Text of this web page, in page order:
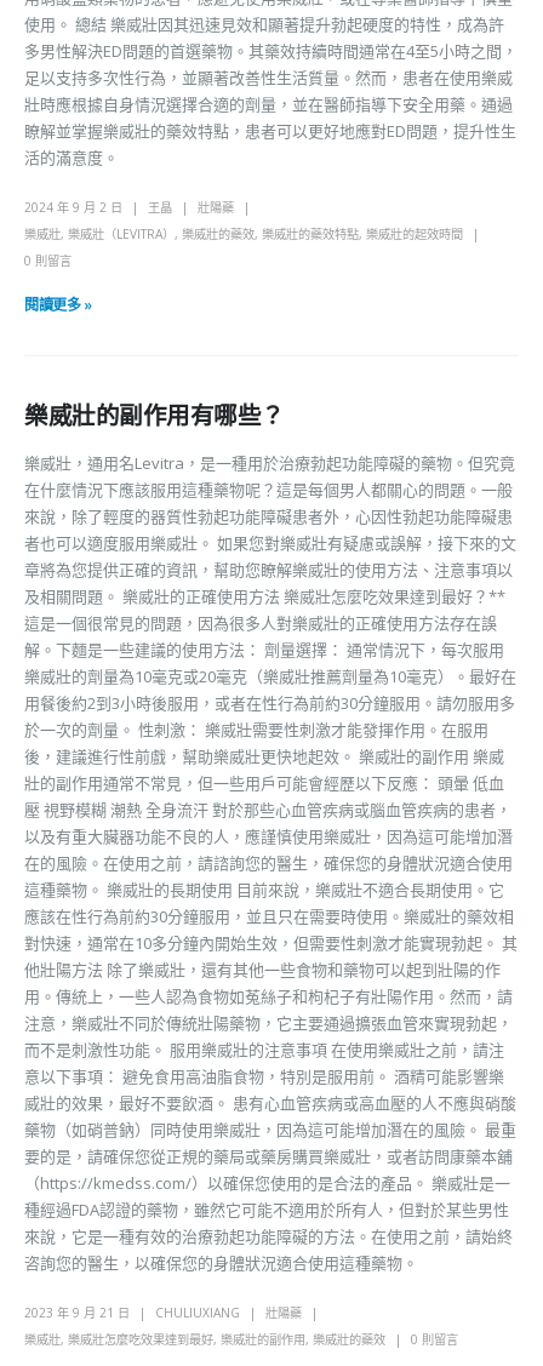
使用。 總結 樂威壯因其迅速見效和顯著提升勃起硬度的特性，成為許
多男性解決ED問題的首選藥物。其藥效持續時間通常在4至5小時之間，
足以支持多次性行為，並顯著改善性生活質量。然而，患者在使用樂威
壯時應根據自身情況選擇合適的劑量，並在醫師指導下安全用藥。通過
瞭解並掌握樂威壯的藥效特點，患者可以更好地應對ED問題，提升性生
活的滿意度。
2024 年 9 月 2 日 王晶
壯陽藥
樂威壯, 樂威壯（LEVITRA） , 樂威壯的藥效, 樂威壯的藥效特點, 樂威壯的起效時間
0 則留言
閱讀更多 »
樂威壯的副作用有哪些？
樂威壯，通用名Levitra，是一種用於治療勃起功能障礙的藥物。但究竟
在什麼情況下應該服用這種藥物呢？這是每個男人都關心的問題。一般
來說，除了輕度的器質性勃起功能障礙患者外，心因性勃起功能障礙患
者也可以適度服用樂威壯。 如果您對樂威壯有疑慮或誤解，接下來的文
章將為您提供正確的資訊，幫助您瞭解樂威壯的使用方法、注意事項以
及相關問題。 樂威壯的正確使用方法 樂威壯怎麼吃效果達到最好？**
這是一個很常見的問題，因為很多人對樂威壯的正確使用方法存在誤
解。下麵是一些建議的使用方法： 劑量選擇： 通常情況下，每次服用
樂威壯的劑量為10毫克或20毫克（樂威壯推薦劑量為10毫克）。最好在
用餐後約2到3小時後服用，或者在性行為前約30分鐘服用。請勿服用多
於一次的劑量。 性刺激： 樂威壯需要性刺激才能發揮作用。在服用
後，建議進行性前戲，幫助樂威壯更快地起效。 樂威壯的副作用 樂威
壯的副作用通常不常見，但一些用戶可能會經歷以下反應： 頭暈 低血
壓 視野模糊 潮熱 全身流汗 對於那些心血管疾病或腦血管疾病的患者，
以及有重大臟器功能不良的人，應謹慎使用樂威壯，因為這可能增加潛
在的風險。在使用之前，請諮詢您的醫生，確保您的身體狀況適合使用
這種藥物。 樂威壯的長期使用 目前來說，樂威壯不適合長期使用。它
應該在性行為前約30分鐘服用，並且只在需要時使用。樂威壯的藥效相
對快速，通常在10多分鐘內開始生效，但需要性刺激才能實現勃起。 其
他壯陽方法 除了樂威壯，還有其他一些食物和藥物可以起到壯陽的作
用。傳統上，一些人認為食物如菟絲子和枸杞子有壯陽作用。然而，請
注意，樂威壯不同於傳統壯陽藥物，它主要通過擴張血管來實現勃起，
而不是刺激性功能。 服用樂威壯的注意事項 在使用樂威壯之前，請注
意以下事項： 避免食用高油脂食物，特別是服用前。 酒精可能影響樂
威壯的效果，最好不要飲酒。 患有心血管疾病或高血壓的人不應與硝酸
藥物（如硝普鈉）同時使用樂威壯，因為這可能增加潛在的風險。 最重
要的是，請確保您從正規的藥局或藥房購買樂威壯，或者訪問康藥本舖
（https://kmedss.com/）以確保您使用的是合法的產品。 樂威壯是一
種經過FDA認證的藥物，雖然它可能不適用於所有人，但對於某些男性
來說，它是一種有效的治療勃起功能障礙的方法。在使用之前，請始終
咨詢您的醫生，以確保您的身體狀況適合使用這種藥物。
2023 年 9 月 21 日 CHULIUXIANG
壯陽藥
樂威壯, 樂威壯怎麼吃效果達到最好, 樂威壯的副作用, 樂威壯的藥效 0 則留言